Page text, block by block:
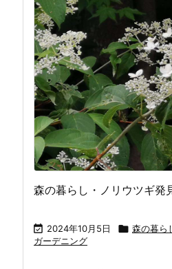
森の暮らし・ノリウツギ発
 2024年10月5日  森の暮ら
ガーデニング